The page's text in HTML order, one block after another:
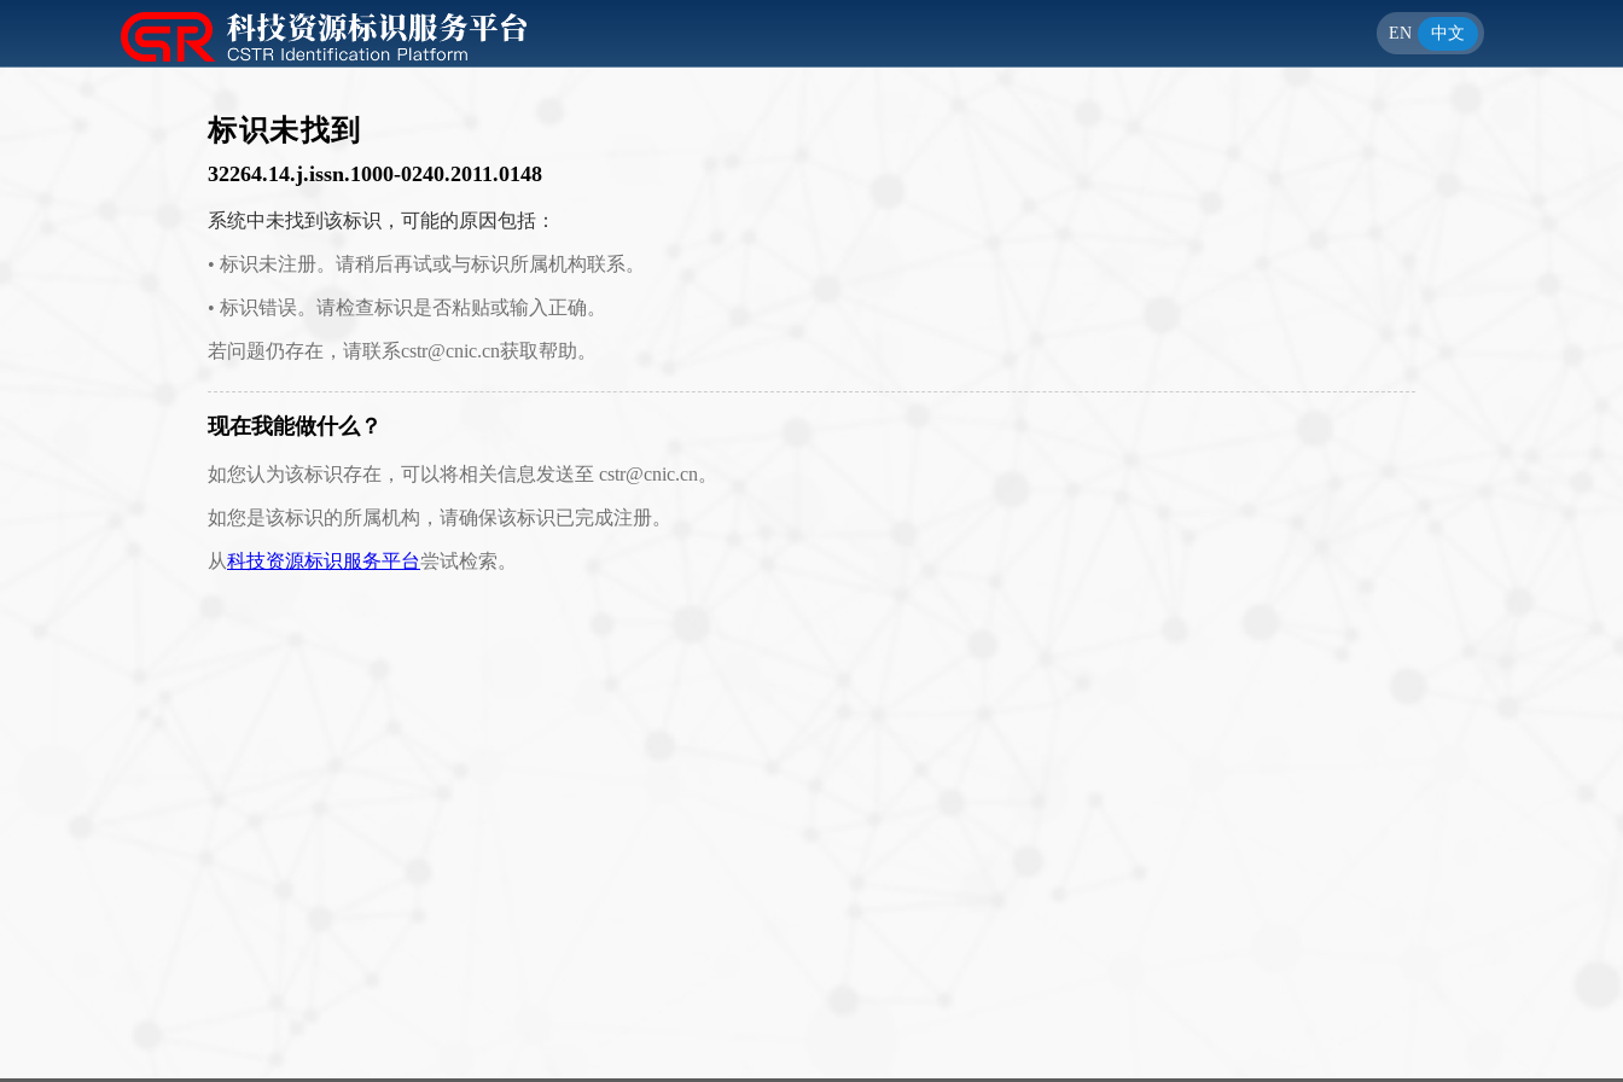
EN 中文
标识未找到
32264.14.j.issn.1000-0240.2011.0148
系统中未找到该标识，可能的原因包括：
• 标识未注册。请稍后再试或与标识所属机构联系。
• 标识错误。请检查标识是否粘贴或输入正确。
若问题仍存在，请联系cstr@cnic.cn获取帮助。
现在我能做什么？
如您认为该标识存在，可以将相关信息发送至 cstr@cnic.cn。
如您是该标识的所属机构，请确保该标识已完成注册。
从科技资源标识服务平台尝试检索。